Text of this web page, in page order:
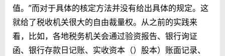
值。”而对于具体的核定方法并没有给出具体的规定。这
就给了税收机关很大的自由裁量权。从之前的实践来
看，比如，各地税务机关会通过验资报告、银行询证
函、银行存款日记账、实收资本（）股本）账面记录、